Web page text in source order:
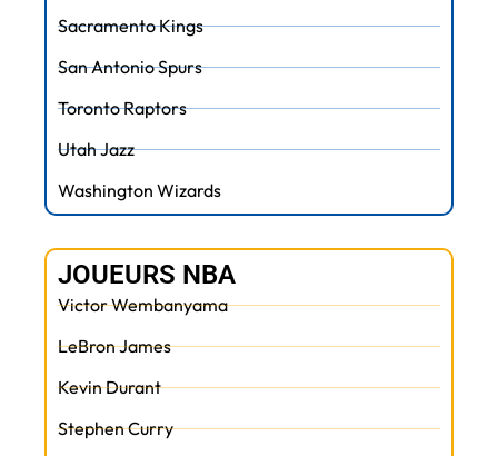
Sacramento Kings
San Antonio Spurs
Toronto Raptors
Utah Jazz
Washington Wizards
JOUEURS NBA
Victor Wembanyama
LeBron James
Kevin Durant
Stephen Curry